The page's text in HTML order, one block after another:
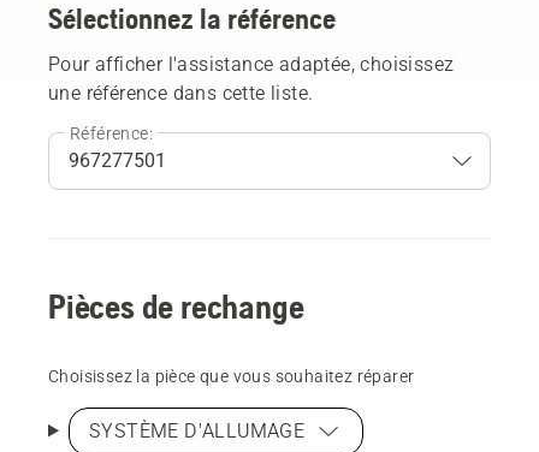
Sélectionnez la référence
Pour afficher l'assistance adaptée, choisissez
une référence dans cette liste.
Référence:
Pièces de rechange
Choisissez la pièce que vous souhaitez réparer
SYSTÈME D'ALLUMAGE